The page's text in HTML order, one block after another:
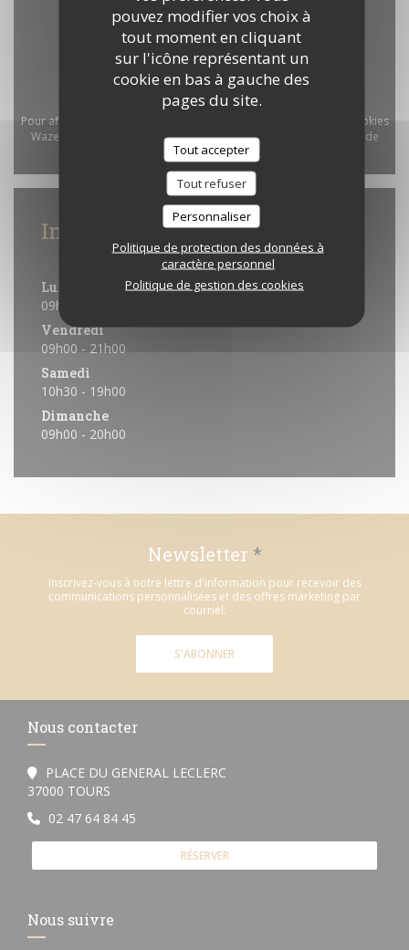
pouvez modifier vos choix à
tout moment en cliquant
sur l'icône représentant un
cookie en bas à gauche des
pages du site.
Tout accepter
Tout refuser
Personnaliser
Politique de protection des données à
caractère personnel
Politique de gestion des cookies
Pour afficher la carte interactive Waze, vous devez accepter les cookies
Waze Map (Google). Ces cookies peuvent collecter des données de
navigation et de localisation.
Autoriser
Infos pratiques
Horaires
Lun
09h00 - 20h00
Vendredi
09h00 - 21h00
Samedi
10h30 - 19h00
Dimanche
09h00 - 20h00
Newsletter *
Inscrivez-vous à notre lettre d'information pour recevoir des
communications personnalisées et des offres marketing par
courriel.
S'ABONNER
Nous contacter
PLACE DU GENERAL LECLERC
37000 TOURS
02 47 64 84 45
RÉSERVER
Nous suivre